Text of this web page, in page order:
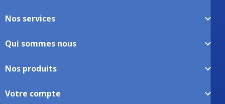
Nos services 
Qui sommes nous 
Nos produits 
Votre compte 